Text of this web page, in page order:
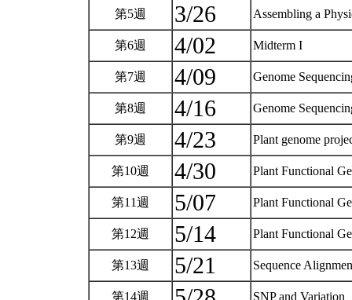
第5週 3/26 Assembling a
第6週 4/02 Midterm I
第7週 4/09 Genome
第8週 4/16 Genome
第9週 4/23 Plant genome
第10週 4/30 Plant Functional
第11週 5/07 Plant Functional
第12週 5/14 Plant Functional
第13週 5/21 Sequence
第14週 SNP and Variation